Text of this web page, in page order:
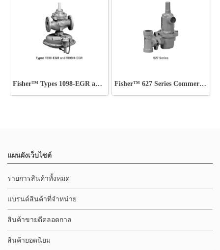
Fisher™ Types 1098-EGR and 1098H-EGR Fisher™ 627 Series Commercial - Industrial Regulators
แผนผังเว็บไซต์
รายการสินค้าทั้งหมด
แบรนด์สินค้าที่จำหน่าย
สินค้าขายดีตลอดกาล
สินค้ายอดนิยม